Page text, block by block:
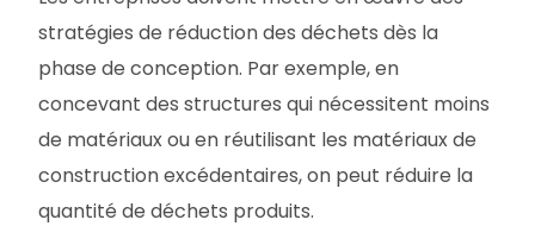
stratégies de réduction des déchets dès la
phase de conception. Par exemple, en
concevant des structures qui nécessitent moins
de matériaux ou en réutilisant les matériaux de
construction excédentaires, on peut réduire la
quantité de déchets produits.